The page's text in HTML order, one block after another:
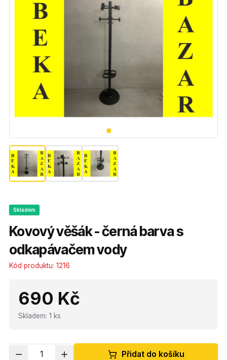
Skladem
Kovový věšák - černá barva s
odkapávačem vody
Kód produktu: 1216
690 Kč
Skladem: 1 ks
1 Přidat do košíku